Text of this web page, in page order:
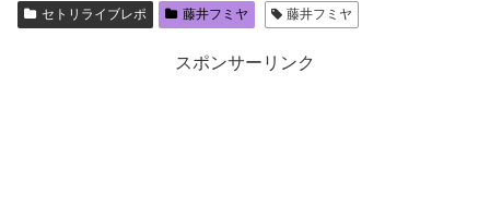
セトリライブレポ 藤井フミヤ 藤井フミヤ
スポンサーリンク